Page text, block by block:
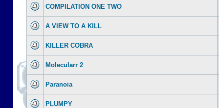
COMPILATION ONE TWO
A VIEW TO A KILL
KILLER COBRA
Molecularr 2
Paranoia
PLUMPY